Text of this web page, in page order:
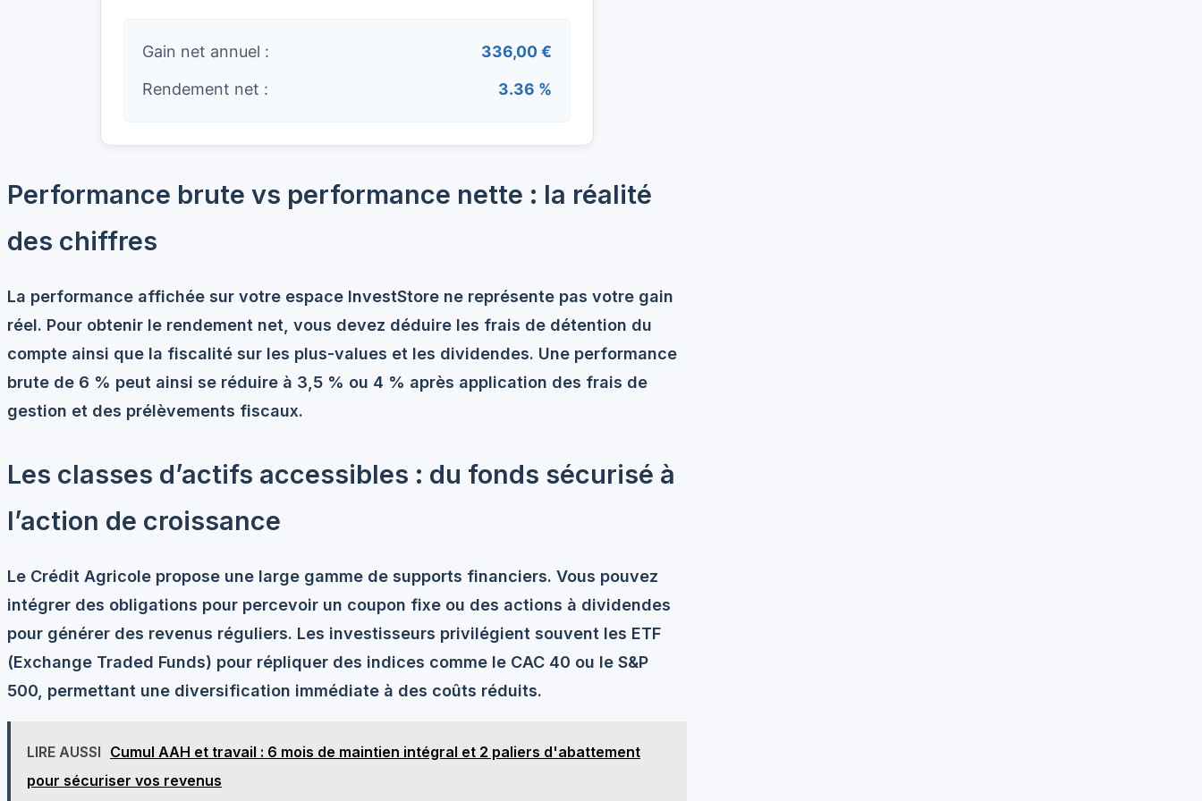
Gain net annuel :
336,00 €
Rendement net :
3.36 %
Performance brute vs performance nette : la réalité
des chiffres
La performance affichée sur votre espace InvestStore ne représente pas votre gain
réel. Pour obtenir le rendement net, vous devez déduire les frais de détention du
compte ainsi que la fiscalité sur les plus-values et les dividendes. Une performance
brute de 6 % peut ainsi se réduire à 3,5 % ou 4 % après application des frais de
gestion et des prélèvements fiscaux.
Les classes d’actifs accessibles : du fonds sécurisé à
l’action de croissance
Le Crédit Agricole propose une large gamme de supports financiers. Vous pouvez
intégrer des obligations pour percevoir un coupon fixe ou des actions à dividendes
pour générer des revenus réguliers. Les investisseurs privilégient souvent les ETF
(Exchange Traded Funds) pour répliquer des indices comme le CAC 40 ou le S&P
500, permettant une diversification immédiate à des coûts réduits.
LIRE AUSSI Cumul AAH et travail : 6 mois de maintien intégral et 2 paliers d'abattement
pour sécuriser vos revenus